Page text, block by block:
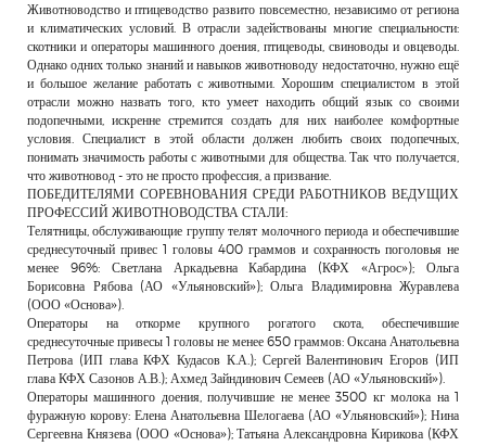
Животноводство и птицеводство развито повсеместно, независимо от региона
и климатических условий. В отрасли задействованы многие специальности:
скотники и операторы машинного доения, птицеводы, свиноводы и овцеводы.
Однако одних только знаний и навыков животноводу недостаточно, нужно ещё
и большое желание работать с животными. Хорошим специалистом в этой
отрасли можно назвать того, кто умеет находить общий язык со своими
подопечными, искренне стремится создать для них наиболее комфортные
условия. Специалист в этой области должен любить своих подопечных,
понимать значимость работы с животными для общества. Так что получается,
что животновод - это не просто профессия, а призвание.
ПОБЕДИТЕЛЯМИ СОРЕВНОВАНИЯ СРЕДИ РАБОТНИКОВ ВЕДУЩИХ
ПРОФЕССИЙ ЖИВОТНОВОДСТВА СТАЛИ:
Телятницы, обслуживающие группу телят молочного периода и обеспечившие
среднесуточный привес 1 головы 400 граммов и сохранность поголовья не
менее 96%: Светлана Аркадьевна Кабардина (КФХ «Агрос»); Ольга
Борисовна Рябова (АО «Ульяновский»); Ольга Владимировна Журавлева
(ООО «Основа»).
Операторы на откорме крупного рогатого скота, обеспечившие
среднесуточные привесы 1 головы не менее 650 граммов: Оксана Анатольевна
Петрова (ИП глава КФХ Кудасов К.А.); Сергей Валентинович Егоров (ИП
глава КФХ Сазонов А.В.); Ахмед Зайндинович Семеев (АО «Ульяновский»).
Операторы машинного доения, получившие не менее 3500 кг молока на 1
фуражную корову: Елена Анатольевна Шелогаева (АО «Ульяновский»); Нина
Сергеевна Князева (ООО «Основа»); Татьяна Александровна Кирикова (КФХ